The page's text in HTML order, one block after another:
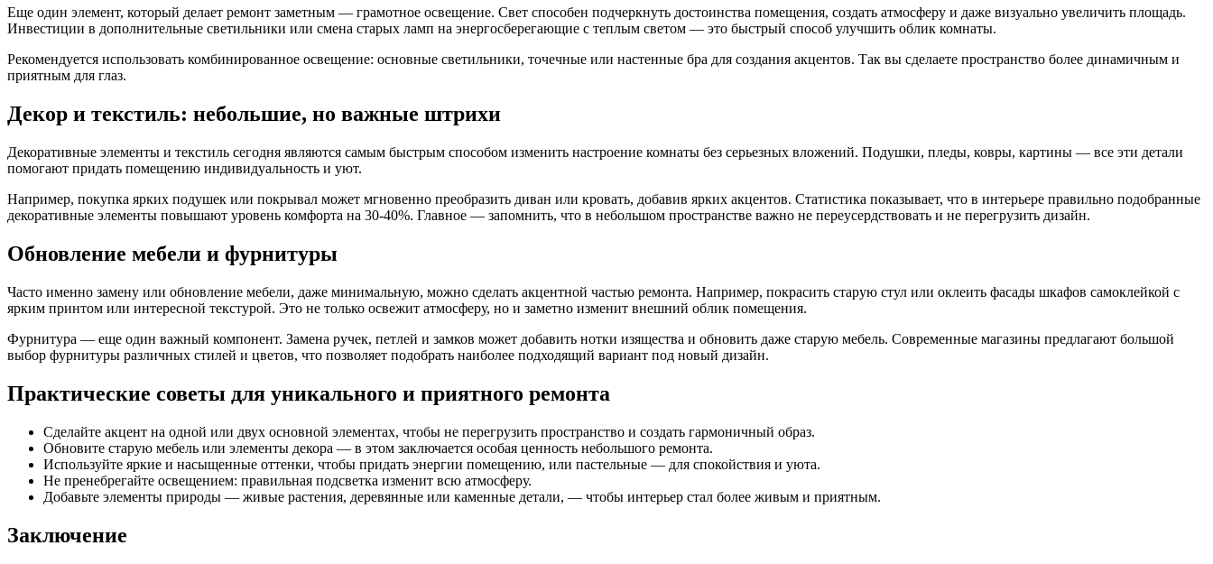
Еще один элемент, который делает ремонт заметным — грамотное освещение. Свет способен подчеркнуть достоинства помещения, создать атмосферу и даже визуально увеличить площадь.
Инвестиции в дополнительные светильники или смена старых ламп на энергосберегающие с теплым светом — это быстрый способ улучшить облик комнаты.
Рекомендуется использовать комбинированное освещение: основные светильники, точечные или настенные бра для создания акцентов. Так вы сделаете пространство более динамичным и
приятным для глаз.
Декор и текстиль: небольшие, но важные штрихи
Декоративные элементы и текстиль сегодня являются самым быстрым способом изменить настроение комнаты без серьезных вложений. Подушки, пледы, ковры, картины — все эти детали
помогают придать помещению индивидуальность и уют.
Например, покупка ярких подушек или покрывал может мгновенно преобразить диван или кровать, добавив ярких акцентов. Статистика показывает, что в интерьере правильно подобранные
декоративные элементы повышают уровень комфорта на 30-40%. Главное — запомнить, что в небольшом пространстве важно не переусердствовать и не перегрузить дизайн.
Обновление мебели и фурнитуры
Часто именно замену или обновление мебели, даже минимальную, можно сделать акцентной частью ремонта. Например, покрасить старую стул или оклеить фасады шкафов самоклейкой с
ярким принтом или интересной текстурой. Это не только освежит атмосферу, но и заметно изменит внешний облик помещения.
Фурнитура — еще один важный компонент. Замена ручек, петлей и замков может добавить нотки изящества и обновить даже старую мебель. Современные магазины предлагают большой
выбор фурнитуры различных стилей и цветов, что позволяет подобрать наиболее подходящий вариант под новый дизайн.
Практические советы для уникального и приятного ремонта
Сделайте акцент на одной или двух основной элементах, чтобы не перегрузить пространство и создать гармоничный образ.
Обновите старую мебель или элементы декора — в этом заключается особая ценность небольшого ремонта.
Используйте яркие и насыщенные оттенки, чтобы придать энергии помещению, или пастельные — для спокойствия и уюта.
Не пренебрегайте освещением: правильная подсветка изменит всю атмосферу.
Добавьте элементы природы — живые растения, деревянные или каменные детали, — чтобы интерьер стал более живым и приятным.
Заключение